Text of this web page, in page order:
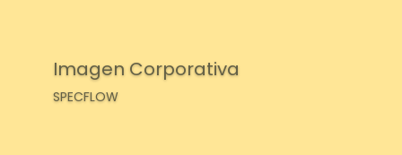
Imagen Corporativa
SPECFLOW